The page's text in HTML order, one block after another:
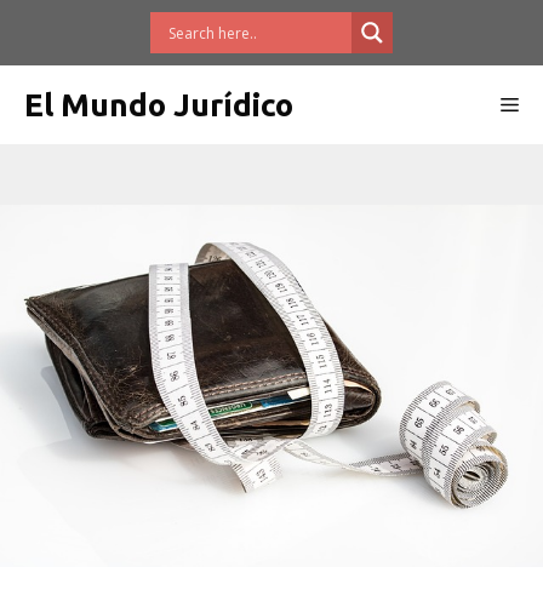
El Mundo Jurídico